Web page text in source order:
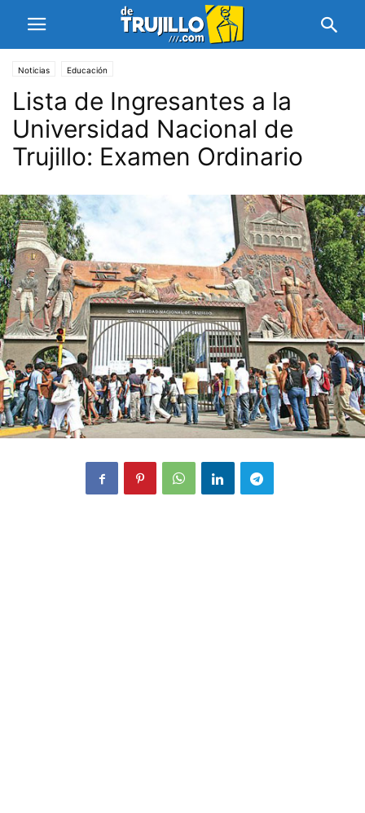
Noticias Educación
Lista de Ingresantes a la
Universidad Nacional de
Trujillo: Examen Ordinario